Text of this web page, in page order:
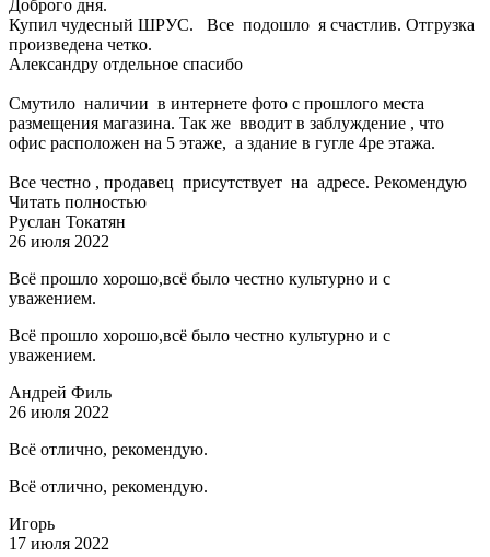
Доброго дня.
Купил чудесный ШРУС. Все подошло я счастлив. Отгрузка
произведена четко.
Александру отдельное спасибо
Смутило наличии в интернете фото с прошлого места
размещения магазина. Так же вводит в заблуждение , что
офис расположен на 5 этаже, а здание в гугле 4ре этажа.
Все честно , продавец присутствует на адресе. Рекомендую
Читать полностью
Руслан Токатян
26 июля 2022
Всё прошло хорошо,всё было честно культурно и с
уважением.
Всё прошло хорошо,всё было честно культурно и с
уважением.
Андрей Филь
26 июля 2022
Всё отлично, рекомендую.
Всё отлично, рекомендую.
Игорь
17 июля 2022